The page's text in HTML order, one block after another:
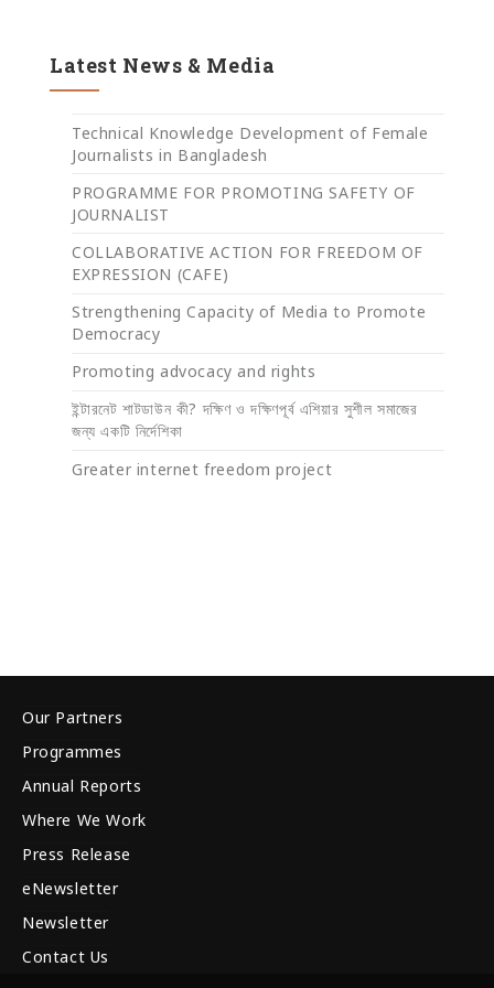
Latest News & Media
Technical Knowledge Development of Female
Journalists in Bangladesh
PROGRAMME FOR PROMOTING SAFETY OF
JOURNALIST
COLLABORATIVE ACTION FOR FREEDOM OF
EXPRESSION (CAFE)
Strengthening Capacity of Media to Promote
Democracy
Promoting advocacy and rights
ইন্টারনেট শাটডাউন কী? দক্ষিণ ও দক্ষিণপূর্ব এশিয়ার সুশীল সমাজের
জন্য একটি নির্দেশিকা
Greater internet freedom project
Our Partners
Programmes
Annual Reports
Where We Work
Press Release
eNewsletter
Newsletter
Contact Us